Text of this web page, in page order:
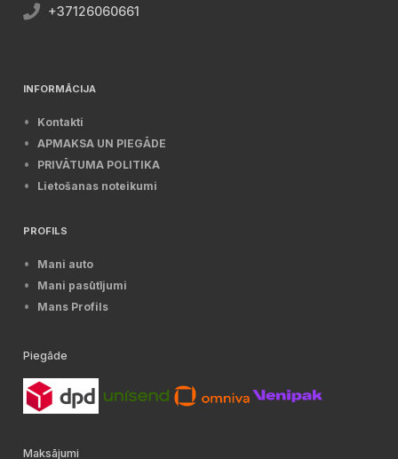
+37126060661
INFORMĀCIJA
Kontakti
APMAKSA UN PIEGĀDE
PRIVĀTUMA POLITIKA
Lietošanas noteikumi
PROFILS
Mani auto
Mani pasūtījumi
Mans Profils
Piegāde
Maksājumi